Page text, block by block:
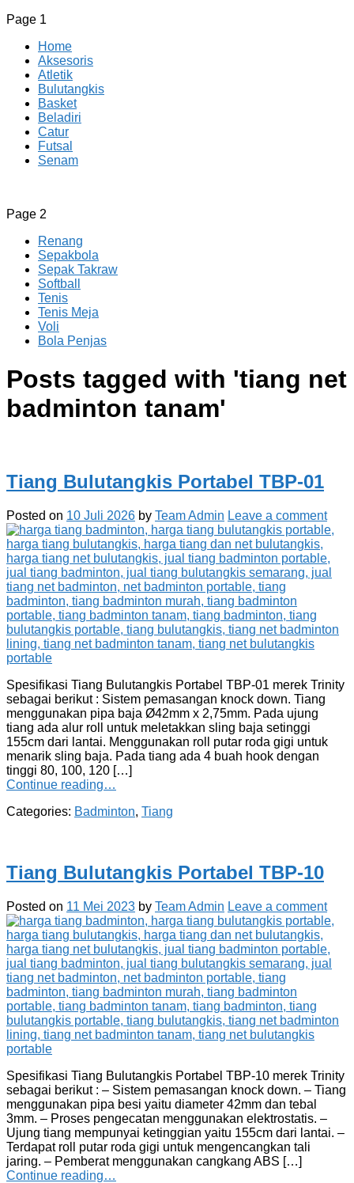
Page 1
Home
Aksesoris
Atletik
Bulutangkis
Basket
Beladiri
Catur
Futsal
Senam
CV JAYA BERSAMA Co Id
Menyediakan Semua Perlengkapan Olahraga Yang
Page 2
Renang
Sepakbola
Sepak Takraw
Softball
Tenis
Tenis Meja
Voli
Bola Penjas
Posts tagged with 'tiang net
badminton tanam'
Tiang Bulutangkis Portabel TBP-01
Posted on 10 Juli 2026 by Team Admin Leave a comment
Spesifikasi Tiang Bulutangkis Portabel TBP-01 merek Trinity
sebagai berikut : Sistem pemasangan knock down. Tiang
menggunakan pipa baja Ø42mm x 2,75mm. Pada ujung
tiang ada alur roll untuk meletakkan sling baja setinggi
155cm dari lantai. Menggunakan roll putar roda gigi untuk
menarik sling baja. Pada tiang ada 4 buah hook dengan
tinggi 80, 100, 120 […]
Continue reading…
Categories: Badminton, Tiang
Tiang Bulutangkis Portabel TBP-10
Posted on 11 Mei 2023 by Team Admin Leave a comment
Spesifikasi Tiang Bulutangkis Portabel TBP-10 merek Trinity
sebagai berikut : – Sistem pemasangan knock down. – Tiang
menggunakan pipa besi yaitu diameter 42mm dan tebal
3mm. – Proses pengecatan menggunakan elektrostatis. –
Ujung tiang mempunyai ketinggian yaitu 155cm dari lantai. –
Terdapat roll putar roda gigi untuk mengencangkan tali
jaring. – Pemberat menggunakan cangkang ABS […]
Continue reading…